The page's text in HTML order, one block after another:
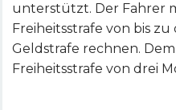
unterstützt. Der Fahrer
Freiheitsstrafe von bis
Geldstrafe rechnen.
Freiheitsstrafe von drei